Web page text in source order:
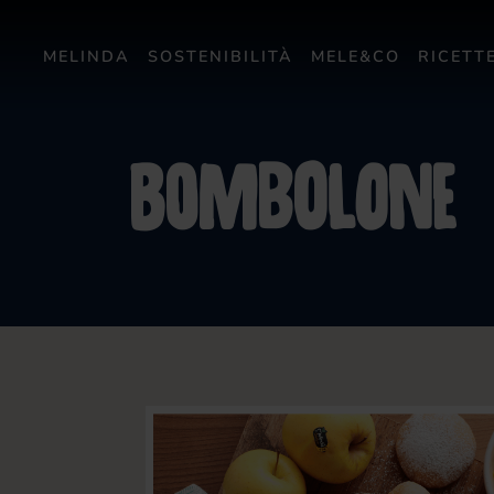
MELINDA SOSTENIBILITÀ MELE&CO
Bombolone